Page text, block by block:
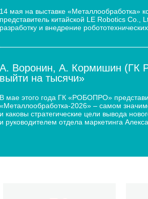
14 мая на выставке «Металлообработка»
представитель китайской LE Robotics
разработку и внедрение
А. Воронин, А. Кормишин (ГК
выйти на тысячи»
В мае этого года ГК «РОБОПРО»
«Металлообработка-2026» – самом
и каковы стратегические цели вывода
и руководителем отдела маркетинга